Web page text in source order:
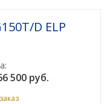
D ELP
500 руб.